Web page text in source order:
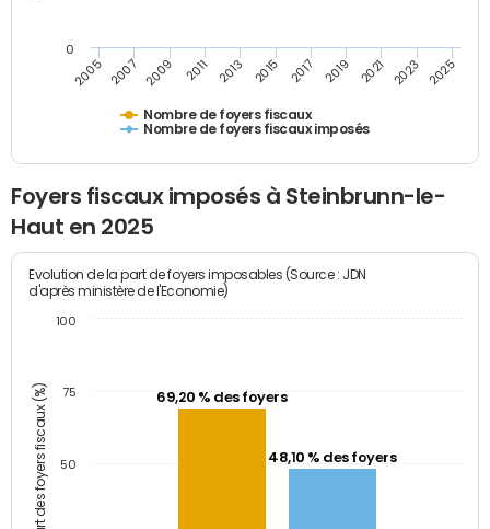
Nombre de foyers fiscaux
Nombre de foyers fiscaux imposés
2005 2007 2009 2011 2013 2015 2017 2019 2021 2023 2025
0
Foyers fiscaux imposés à Steinbrunn-le-
Haut en 2025
Part des foyers fiscaux (%)
Evolution de la part de foyers imposables (Source : JDN
d'après ministère de l'Economie)
69,20 % des foyers
48,10 % des foyers
50
75
100